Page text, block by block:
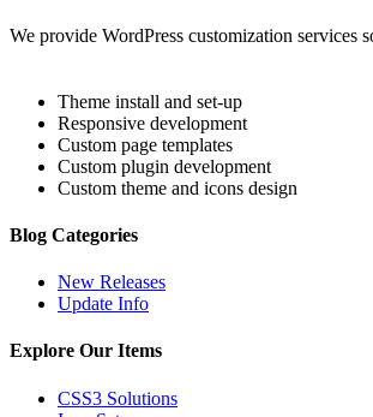
We provide WordPress customization services
Theme install and set-up
Responsive development
Custom page templates
Custom plugin development
Custom theme and icons design
Blog Categories
New Releases
Update Info
Explore Our Items
CSS3 Solutions